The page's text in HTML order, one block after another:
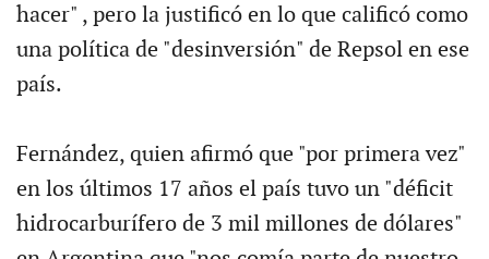
hacer" , pero la justificó en lo que calificó como
una política de "desinversión" de Repsol en ese
país.
Fernández, quien afirmó que "por primera vez"
en los últimos 17 años el país tuvo un "déficit
hidrocarburífero de 3 mil millones de dólares"